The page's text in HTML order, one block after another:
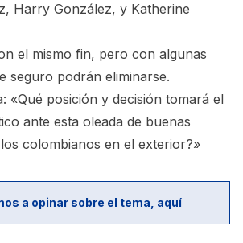
Harry González, y Katherine
el mismo fin, pero con algunas
seguro podrán eliminarse.
«Qué posición y decisión tomará el
ante esta oleada de buenas
colombianos en el exterior?»
a opinar sobre el tema, aquí